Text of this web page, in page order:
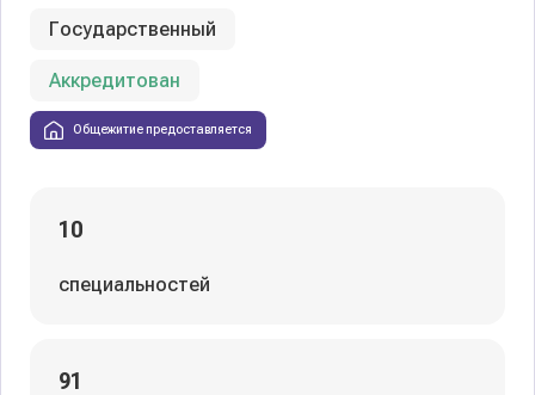
Государственный
Аккредитован
Общежитие предоставляется
10
специальностей
91